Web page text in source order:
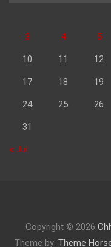
3 4 5
10 11 12
17 18 19
24 25 26
31
« Jul
Copyright © 2026
Theme by: Theme